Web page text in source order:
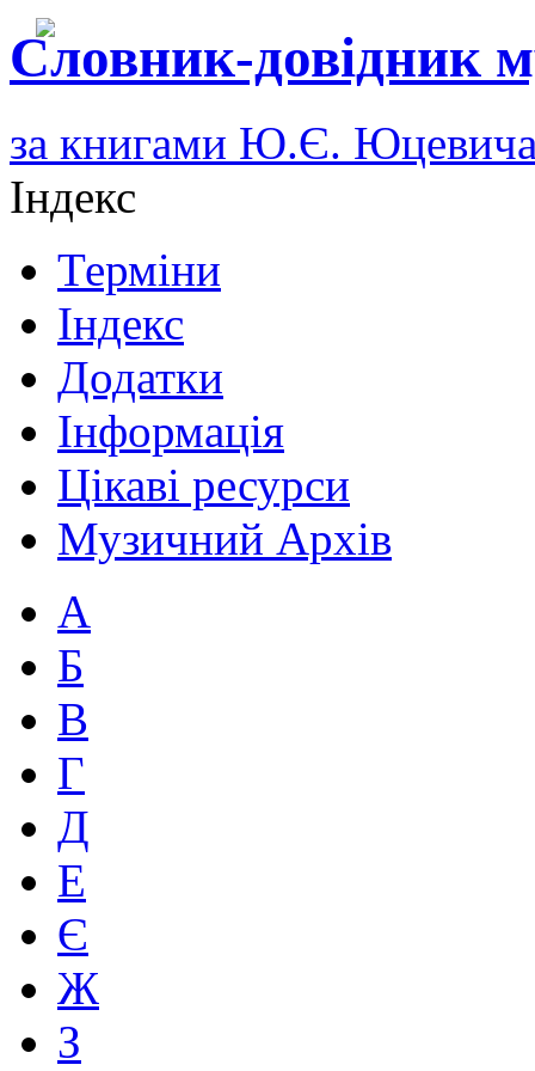
Словник-довідник
за книгами Ю.Є.
Індекс
Терміни
Індекс
Додатки
Інформація
Цікаві ресурси
Музичний Архів
А
Б
В
Г
Д
Е
Є
Ж
З